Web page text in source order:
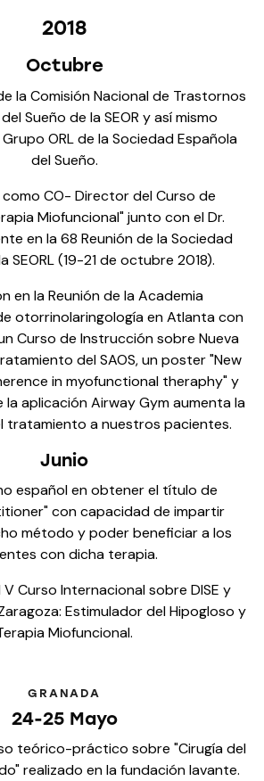
2018
Octubre
la Comisión Nacional de Trastornos
Sueño de la SEOR y así mismo
ORL de la Sociedad Española
del Sueño.
CO- Director del Curso de
Miofuncional" junto con el Dr.
en la 68 Reunión de la Sociedad
SEORL (19-21 de octubre 2018).
en la Reunión de la Academia
otorrinolaringología en Atlanta con
Curso de Instrucción sobre Nueva
del SAOS, un poster "New
in myofunctional theraphy" y
aplicación Airway Gym aumenta la
tratamiento a nuestros pacientes.
Junio
español en obtener el título de
con capacidad de impartir
método y poder beneficiar a los
con dicha terapia.
Curso Internacional sobre DISE y
Estimulador del Hipogloso y
Miofuncional.
GRANADA
24-25 Mayo
teórico-práctico sobre "Cirugía del
realizado en la fundación Iavante.